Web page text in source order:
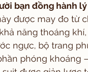
bạn đồng hành
năng thoáng
ngực, bộ trang
phóng khoáng